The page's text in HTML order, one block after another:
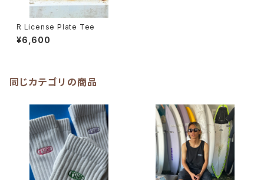
R License Plate Tee
¥6,600
同じカテゴリの商品